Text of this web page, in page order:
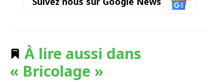
À lire aussi dans
« Bricolage »